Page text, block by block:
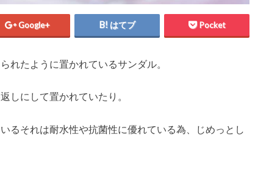
Google+ はてブ Pocket
れたように置かれているサンダル。
しにして置かれていたり。
るそれは耐水性や抗菌性に優れている為、じめっとし